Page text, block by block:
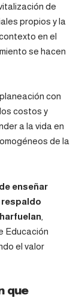
de
propios y la
en el
se hacen
con
costos y
a la vida en
de la
enseñar
respaldo
Educación
el valor
que